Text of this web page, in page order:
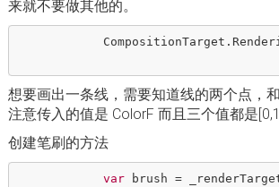
来就不要做其他的。
CompositionTarget .
想要画出一条线，需要知道线的两个点，
注意传入的值是 ColorF 而且三个值都是
创建笔刷的方法
var brush =